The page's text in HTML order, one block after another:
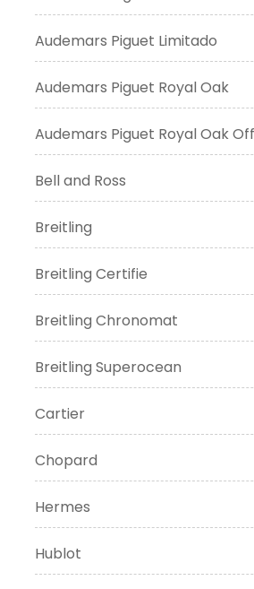
Audemars Piguet Limitado
Audemars Piguet Royal Oak
Audemars Piguet Royal Oak
Bell and Ross
Breitling
Breitling Certifie
Breitling Chronomat
Breitling Superocean
Cartier
Chopard
Hermes
Hublot